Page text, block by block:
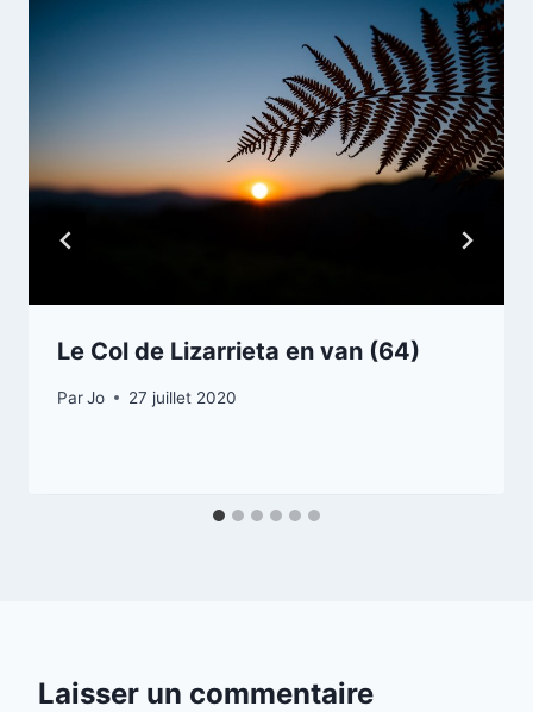
Le Col de Lizarrieta en van (64)
ParJo 27 juillet 2020
Laisser un commentaire